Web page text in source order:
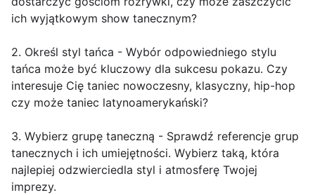
ich wyjątkowym show tanecznym?
2. Określ styl tańca - Wybór odpowiedniego stylu
tańca może być kluczowy dla sukcesu pokazu. Czy
interesuje Cię taniec nowoczesny, klasyczny, hip-hop
czy może taniec latynoamerykański?
3. Wybierz grupę taneczną - Sprawdź referencje grup
tanecznych i ich umiejętności. Wybierz taką, która
najlepiej odzwierciedla styl i atmosferę Twojej
imprezy.